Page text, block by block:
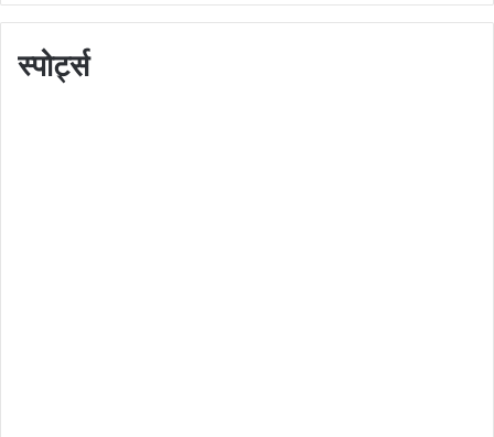
स्पोर्ट्स